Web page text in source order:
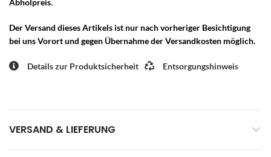
Der Versand dieses Artikels ist nur nach vorheriger Besichtigung
bei uns Vorort und gegen Übernahme der Versandkosten möglich.
Details zur Produktsicherheit Entsorgungshinweis
VERSAND & LIEFERUNG